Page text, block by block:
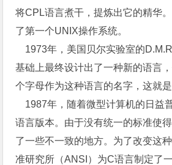
将CPL语言煮干，提炼出它的精华
了第一个UNIX操作系统。
1973年，美国贝尔实验室的
基础上最终设计出了一种新的语言
个字母作为这种语言的名字，这就是
1987年，随着微型计算机的日益
语言版本。由于没有统一的标准使
了一些不一致的地方。为了改变这
准研究所（ANSI）为C语言制定了